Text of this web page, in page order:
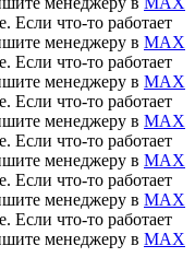
Если что-то работает
менеджеру в MAX
Если что-то работает
менеджеру в MAX
Если что-то работает
менеджеру в MAX
Если что-то работает
менеджеру в MAX
Если что-то работает
менеджеру в MAX
Если что-то работает
менеджеру в MAX